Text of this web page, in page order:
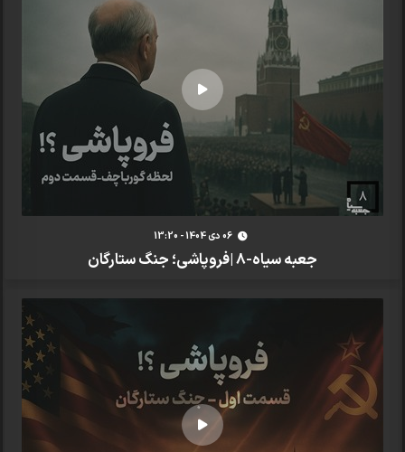
06 دی 1404 - 13:20
جعبه سیاه-8 |فروپاشی؛ جنگ ستارگان